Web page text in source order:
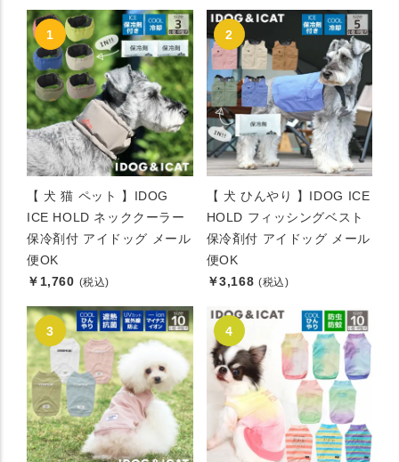
【 犬 猫 ペット 】IDOG
ICE HOLD ネッククーラー
保冷剤付 アイドッグ メール
便OK
￥1,760 (税込)
【 犬 ひんやり 】IDOG ICE
HOLD フィッシングベスト
保冷剤付 アイドッグ メール
便OK
￥3,168 (税込)